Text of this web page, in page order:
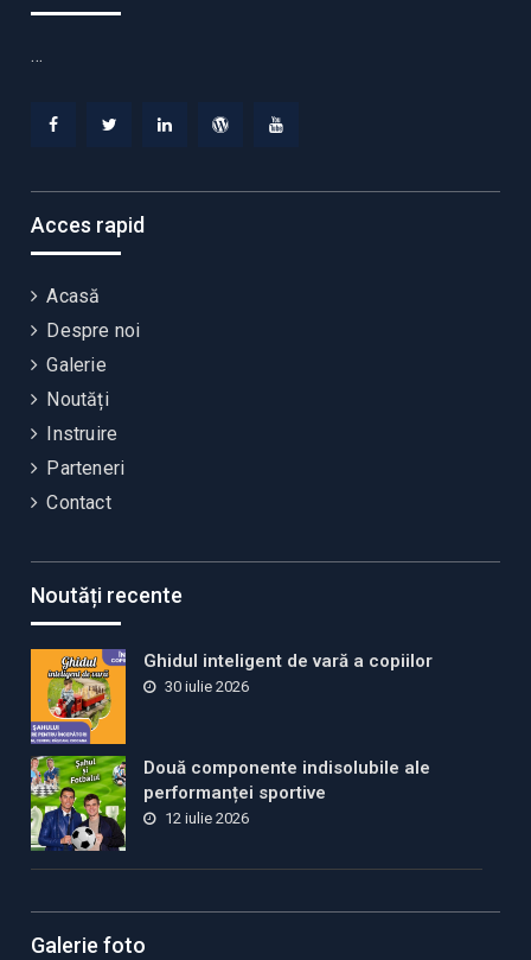
…
Acces rapid
Acasă
Despre noi
Galerie
Noutăți
Instruire
Parteneri
Contact
Noutăți recente
Ghidul inteligent de vară a copiilor
30 iulie 2026
Două componente indisolubile ale
performanței sportive
12 iulie 2026
Galerie foto